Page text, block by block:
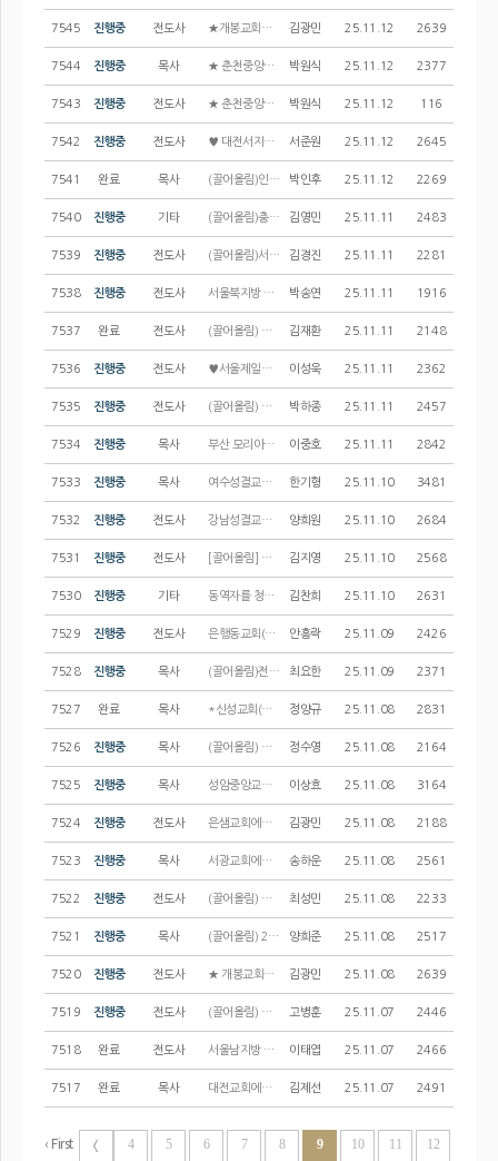
7545 진행중 전도사 ★개봉교회에서 청년, 유아교회 교역자를 모십니다★ 김광민 25.11.12 2639
7544 진행중 목사 ★ 춘천중앙교회에서 함께 사역하실 부목사님 혹은 전담전도사님을 모십니다 ★ 박원식 25.11.12 2377
7543 진행중 전도사 ★ 춘천중앙교회에서 함께 사역하실 교육전도사님을 모십니다 ★ 박원식 25.11.12 116
7542 진행중 전도사 ♥ 대전서지방 꿈이있는교회 ♥ 교육전도사님 모십니다. 서준원 25.11.12 2645
7541 완료 목사 (끌어올림)인천동지방 새빛교회에서 전임사역자를 모십니다. 박인후 25.11.12 2269
7540 진행중 기타 (끌어올림)충서지방회 서산 좋은교회에서 사역자를 모십니다. 김영민 25.11.11 2483
7539 진행중 전도사 (끌어올림)서울서지방회 일산교회에서 준전임 또는 전담전도사님을 모십니다. 김경진 25.11.11 2281
7538 진행중 전도사 서울북지방 한성교회에서 어린이교회 교육전도사님을 모십니다. 박송연 25.11.11 1916
7537 완료 전도사 (끌어올림) 증가교회에서 교육전도사님을 모십니다 김재환 25.11.11 2148
7536 진행중 전도사 ♥서울제일교회와 함께 사역할 파트 교육전도사님을(유치부, 초등부) 모십니다♥ 이성욱 25.11.11 2362
7535 진행중 전도사 (끌어올림) 아현교회에서 교육부(유치, 유년, 초등) 파트 교역자를 모십니다. 박하종 25.11.11 2457
7534 진행중 목사 부산 모리아교회에서 부목사 및 전담전도사를 모십니다. 이중호 25.11.11 2842
7533 진행중 목사 여수성결교회에서 부목사님을 모시고자 합니다. 한기형 25.11.10 3481
7532 진행중 전도사 강남성결교회(서울강남지방)에서 교육전도사님을 모십니다 양희원 25.11.10 2684
7531 진행중 전도사 [끌어올림] 서울서지방 좋은나무교회에서 파트전도사님을 모십니다. 김지영 25.11.10 2568
7530 진행중 기타 동역자를 청빙합니다. 파트 및 준전담 사역자(청소년부) 1인, 또는 전담사역자 1인 김찬희 25.11.10 2631
7529 진행중 전도사 은행동교회(경기지방)에서 청년부 담당 전도사님을 모시고자 합니다. 안흥락 25.11.09 2426
7528 진행중 목사 (끌어올림)전주바울교회에서 창의적이고 능동적으로 사역하실 부목사님을 모십니다^^ 최요한 25.11.09 2371
7527 완료 목사 *신성교회(인천남지방)* 에서 전임사역자(목사, 전도사)를 모십니다. 정양규 25.11.08 2831
7526 진행중 목사 (끌어올림) 예산교회(충서중앙지방)에서 전임 사역자를 청빙합니다. 정수영 25.11.08 2164
7525 진행중 목사 성암중앙교회(서울북지방회)에서 부목사님을 모십니다. 이상효 25.11.08 3164
7524 진행중 전도사 은샘교회에서 행복하게 동역할 사역자를 모십니다. 김광민 25.11.08 2188
7523 진행중 목사 서광교회에서 교구 사역자를 모십니다.(완료) 송하운 25.11.08 2561
7522 진행중 전도사 (끌어올림) 청량리교회에서 영유아·유치부 교육 담당 교역자를 모십니다 최성민 25.11.08 2233
7521 진행중 목사 (끌어올림) 2026년 안산 임마누엘교회 사역자 청빙 공고 양희준 25.11.08 2517
7520 진행중 전도사 ★ 개봉교회★에서 청년, 유아교회 교역자를 모십니다 ~ ! 김광민 25.11.08 2639
7519 진행중 전도사 (끌어올림) 경기지방회 성남교회에서 교육부서 사역자를 모십니다. 고병훈 25.11.07 2446
7518 완료 전도사 서울남지방 신덕교회에서 교육부 파트 전도사님을 모십니다. 이태엽 25.11.07 2466
7517 완료 목사 대전교회에서 함께 사역할 귀한 동역자(전담,준전담)를 청빙합니다. 김제선 25.11.07 2491
‹ First 4 5 6 7 8 9 10 11 12